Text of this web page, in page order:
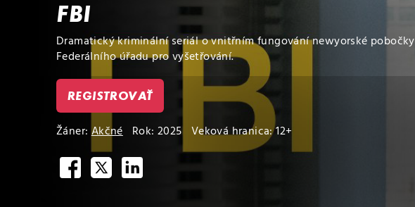
FBI
Dramatický kriminální seriál o vnitřním fungování newyorské pobočky
Federálního úřadu pro vyšetřování.
REGISTROVAŤ
Žáner:Akčné Rok: 2025 Veková hranica: 12+